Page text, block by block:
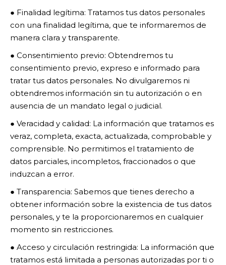
● Finalidad legítima: Tratamos tus datos personales
con una finalidad legítima, que te informaremos de
manera clara y transparente.
● Consentimiento previo: Obtendremos tu
consentimiento previo, expreso e informado para
tratar tus datos personales. No divulgaremos ni
obtendremos información sin tu autorización o en
ausencia de un mandato legal o judicial.
● Veracidad y calidad: La información que tratamos es
veraz, completa, exacta, actualizada, comprobable y
comprensible. No permitimos el tratamiento de
datos parciales, incompletos, fraccionados o que
induzcan a error.
● Transparencia: Sabemos que tienes derecho a
obtener información sobre la existencia de tus datos
personales, y te la proporcionaremos en cualquier
momento sin restricciones.
● Acceso y circulación restringida: La información que
tratamos está limitada a personas autorizadas por ti o